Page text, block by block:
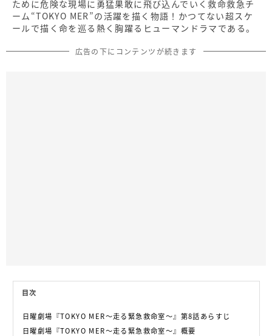
ために危険な現場に勇猛果敢に飛び込んでいく救命救急チ
ーム“TOKYO MER”の活躍を描く物語！かつてない超スケ
ールで描く命を巡る熱く胸躍るヒューマンドラマである。
広告の下にコンテンツが続きます
目次
日曜劇場『TOKYO MER～走る緊急救命室～』第8話あらすじ
日曜劇場『TOKYO MER～走る緊急救命室～』概要